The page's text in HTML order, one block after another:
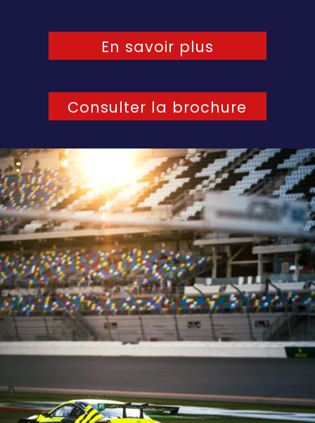
En savoir plus
Consulter la brochure